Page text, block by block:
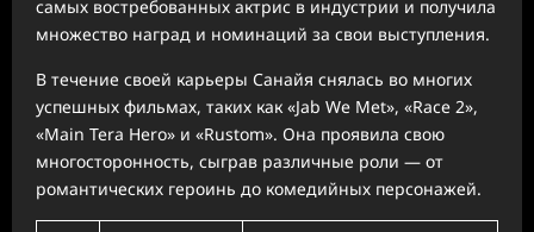
самых востребованных актрис в индустрии и получила
множество наград и номинаций за свои выступления.
В течение своей карьеры Санайя снялась во многих
успешных фильмах, таких как «Jab We Met», «Race 2»,
«Main Tera Hero» и «Rustom». Она проявила свою
многосторонность, сыграв различные роли — от
романтических героинь до комедийных персонажей.